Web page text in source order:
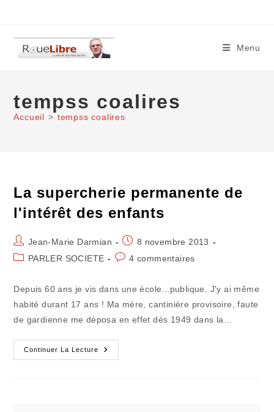
content
Menu
tempss coalires
Accueil > tempss coalires
La supercherie permanente de
l'intérêt des enfants
Auteur/autrice
de
Jean-Marie Darmian
Publication
publiée :
8 novembre 2013
PostPARLER SOCIETE
Commentaires
4 commentaires
Depuis 60 ans je vis dans une école...publique. J'y ai même
habité durant 17 ans ! Ma mère, cantinière provisoire, faute
de gardienne me déposa en effet dès 1949 dans la…
Continuer La Lecture
La
Supercherie